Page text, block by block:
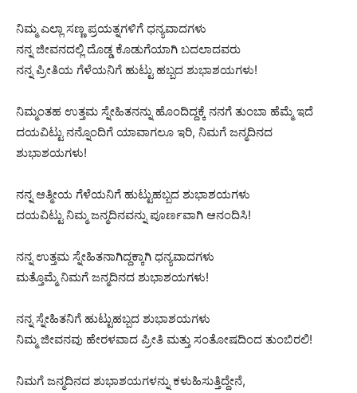
ನಿಮ್ಮ ಎಲ್ಲಾ ಸಣ್ಣ ಪ್ರಯತ್ನಗಳಿಗೆ ಧನ್ಯವಾದಗಳು
ನನ್ನ ಜೀವನದಲ್ಲಿ ದೊಡ್ಡ ಕೊಡುಗೆಯಾಗಿ ಬದಲಾದವರು
ನನ್ನ ಪ್ರೀತಿಯ ಗೆಳೆಯನಿಗೆ ಹುಟ್ಟು ಹಬ್ಬದ ಶುಭಾಶಯಗಳು!
ನಿಮ್ಮಂತಹ ಉತ್ತಮ ಸ್ನೇಹಿತನನ್ನು ಹೊಂದಿದ್ದಕ್ಕೆ ನನಗೆ ತುಂಬಾ ಹೆಮ್ಮೆ ಇದೆ
ದಯವಿಟ್ಟು ನನ್ನೊಂದಿಗೆ ಯಾವಾಗಲೂ ಇರಿ, ನಿಮಗೆ ಜನ್ಮದಿನದ
ಶುಭಾಶಯಗಳು!
ನನ್ನ ಆತ್ಮೀಯ ಗೆಳೆಯನಿಗೆ ಹುಟ್ಟುಹಬ್ಬದ ಶುಭಾಶಯಗಳು
ದಯವಿಟ್ಟು ನಿಮ್ಮ ಜನ್ಮದಿನವನ್ನು ಪೂರ್ಣವಾಗಿ ಆನಂದಿಸಿ!
ನನ್ನ ಉತ್ತಮ ಸ್ನೇಹಿತನಾಗಿದ್ದಕ್ಕಾಗಿ ಧನ್ಯವಾದಗಳು
ಮತ್ತೊಮ್ಮೆ ನಿಮಗೆ ಜನ್ಮದಿನದ ಶುಭಾಶಯಗಳು!
ನನ್ನ ಸ್ನೇಹಿತನಿಗೆ ಹುಟ್ಟುಹಬ್ಬದ ಶುಭಾಶಯಗಳು
ನಿಮ್ಮ ಜೀವನವು ಹೇರಳವಾದ ಪ್ರೀತಿ ಮತ್ತು ಸಂತೋಷದಿಂದ ತುಂಬಿರಲಿ!
ನಿಮಗೆ ಜನ್ಮದಿನದ ಶುಭಾಶಯಗಳನ್ನು ಕಳುಹಿಸುತ್ತಿದ್ದೇನೆ,